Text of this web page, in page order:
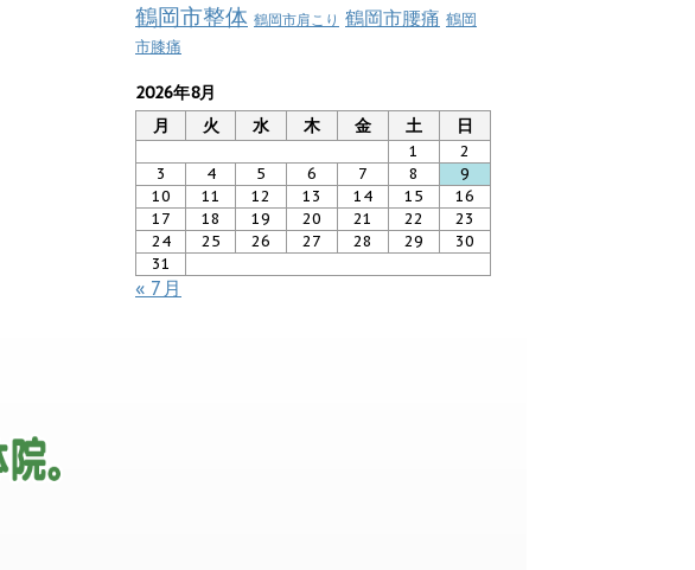
鶴岡市整体 鶴岡市肩こり 鶴岡市腰痛 鶴岡
市膝痛
2026年8月
月
火 水 木 金 土 日
1
2
3
4 5 6 7 8
9
10
11 12 13 14 15
16
17
18 19 20 21 22
23
24
25 26 27 28 29
30
31
« 7月